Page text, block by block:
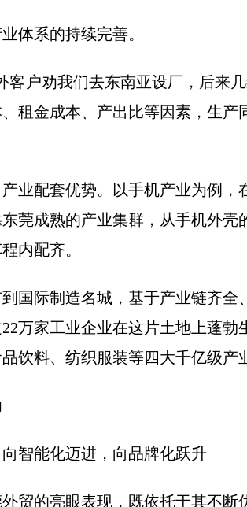
系的持续完善。
户劝我们去东南亚设厂，后来几
租金成本、产出比等因素，生
配套优势。以手机产业为例，
莞成熟的产业集群，从手机外
内配齐。
际制造名城，基于产业链齐全
万家工业企业在这片土地上蓬
饮料、纺织服装等四大千亿级产
能化迈进，向品牌化跃升
的亮眼表现，既依托于其不断